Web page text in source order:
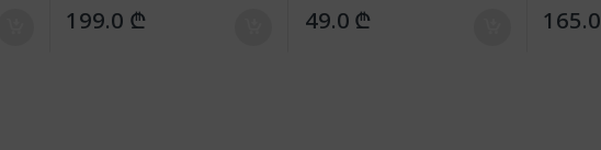
199.0 ₾ 49.0 ₾ 165.0